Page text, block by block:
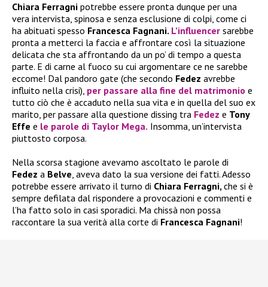
Chiara Ferragni potrebbe essere pronta dunque per una
vera intervista, spinosa e senza esclusione di colpi, come ci
ha abituati spesso Francesca Fagnani. L’influencer sarebbe
pronta a metterci la faccia e affrontare così la situazione
delicata che sta affrontando da un po’ di tempo a questa
parte. E di carne al fuoco su cui argomentare ce ne sarebbe
eccome! Dal pandoro gate (che secondo Fedez avrebbe
influito nella crisi), per passare alla fine del matrimonio e
tutto ciò che è accaduto nella sua vita e in quella del suo ex
marito, per passare alla questione dissing tra Fedez e Tony
Effe e le parole di Taylor Mega. Insomma, un’intervista
piuttosto corposa.
Nella scorsa stagione avevamo ascoltato le parole di
Fedez a Belve, aveva dato la sua versione dei fatti. Adesso
potrebbe essere arrivato il turno di Chiara Ferragni,che si è
sempre defilata dal rispondere a provocazioni e commenti e
l’ha fatto solo in casi sporadici. Ma chissà non possa
raccontare la sua verità alla corte di Francesca Fagnani!